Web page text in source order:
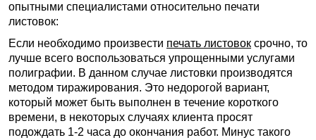
опытными специалистами относительно печати
листовок:
Если необходимо произвести печать листовок срочно, то
лучше всего воспользоваться упрощенными услугами
полиграфии. В данном случае листовки производятся
методом тиражирования. Это недорогой вариант,
который может быть выполнен в течение короткого
времени, в некоторых случаях клиента просят
подождать 1-2 часа до окончания работ. Минус такого